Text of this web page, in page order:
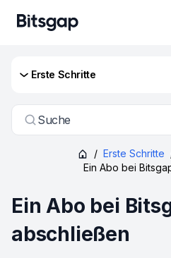
Erste Schritte
Suche
/ Erste Schritte
Ein Abo bei
Ein Abo bei
abschließen